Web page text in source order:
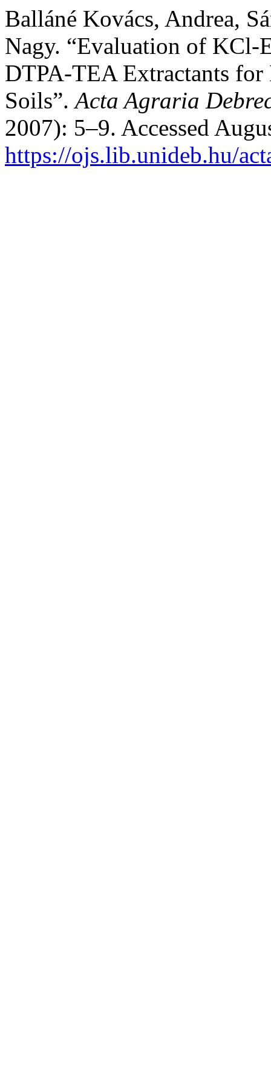
Balláné Kovács, Andrea,
Nagy. “Evaluation of KCl-
DTPA-TEA Extractants
Soils”.Acta Agraria
2007): 5–9. Accessed
https://ojs.lib.unideb.hu/